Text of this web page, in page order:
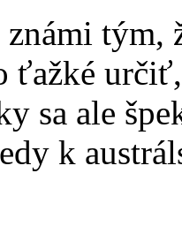
tým,
ťažké
sa ale
k